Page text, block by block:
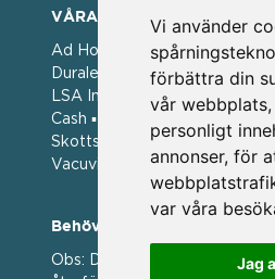
Vi använder
förbättra din
vår
personligt
annonser, för
var våra
Jag
VÅRA VARUMÄRKEN
Ad Hoc ▪ Bialetti ▪ Cole &
Duralex ▪ Forged ▪ G3 Ferrari
LSA International ▪ Laguiole
Cash ▪ Pintinox ▪ Plate-it ▪
Skottsberg ▪ Scandinavian
Vacuvin ▪ Viners ▪ Zack ▪
Behöver du hjälp att beställa?
Obs: Detta är en webshop